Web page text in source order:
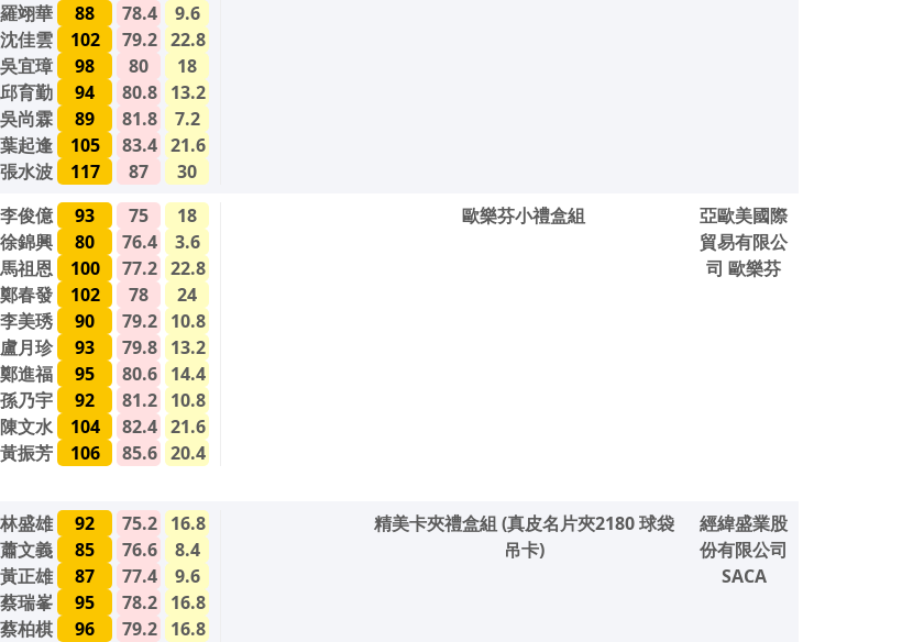
羅翊華 88 78.4
9.6
沈佳雲 102 79.2 22.8
吳宜璋 98 80
18
邱育勤 94 80.8 13.2
吳尚霖 89 81.8
7.2
葉起逢 105 83.4 21.6
張水波 117 87 30
李俊億 93 75
18
徐錦興 80 76.4
3.6
馬祖恩 100 77.2 22.8
鄭春發 102 78
24
李美琇 90 79.2 10.8
盧月珍 93 79.8 13.2
鄭進福 95 80.6 14.4
孫乃宇 92 81.2 10.8
陳文水 104 82.4 21.6
黃振芳 106 85.6 20.4
歐樂芬小禮盒組
亞歐美國際
貿易有限公
司 歐樂芬
林盛雄 92 75.2 16.8
蕭文義 85 76.6
8.4
黃正雄 87 77.4
9.6
蔡瑞峯 95 78.2 16.8
蔡柏棋 96 79.2 16.8
精美卡夾禮盒組 (真皮名片夾2180 球袋
吊卡)
經緯盛業股
份有限公司
SACA